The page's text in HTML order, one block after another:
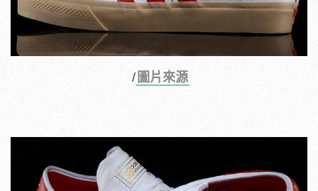
/ 圖片來源